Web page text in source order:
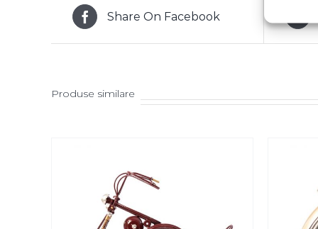
Share On Facebook
Produse similare